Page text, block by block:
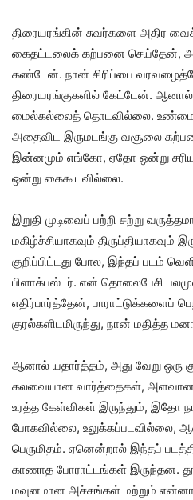
திரையரங்கின் சுவர்களை அதிர
கைதட்டலைக் கற்பனை செய்தேன்,
கண்டேன். நான் சிரிப்பை
திரையரங்குகளில் கேட்டேன்.
மைல்கல்லைத் தொடவில்லை.
அதைவிட இருமடங்கு வசூலை
இன்னமும் எங்கோ, ஏதோ ஒன்று
ஒன்று கைகூடவில்லை.
இறுதி முடிவைப் பற்றி சற்று
மகிழ்ச்சியாகவும்
குறிப்பிட்டது போல, இந்தப் படம்
பிளாக்பஸ்டர். என் தொலைபேசி
எதிர்பார்த்தேன், பாராட்டுக்களைப்
குரல்களிடமிருந்து, நான் மதித்த
ஆனால் யதார்த்தம், அது வேறு ஒரு
கலவையான வார்த்தைகள், அளவான
உரத்த கேள்விகள் இருந்தும், இதோ
போகவில்லை, உலுக்கப்படவில்லை,
பெருமிதம். ஏனென்றால் இந்தப்
காணாத போராட்டங்கள் இருந்தன.
மவுனமான அச்சங்கள் மற்றும்